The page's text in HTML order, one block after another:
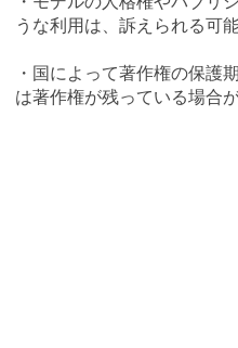
うな利用は、訴えられる可
・国によって著作権の保護
は著作権が残っている場合